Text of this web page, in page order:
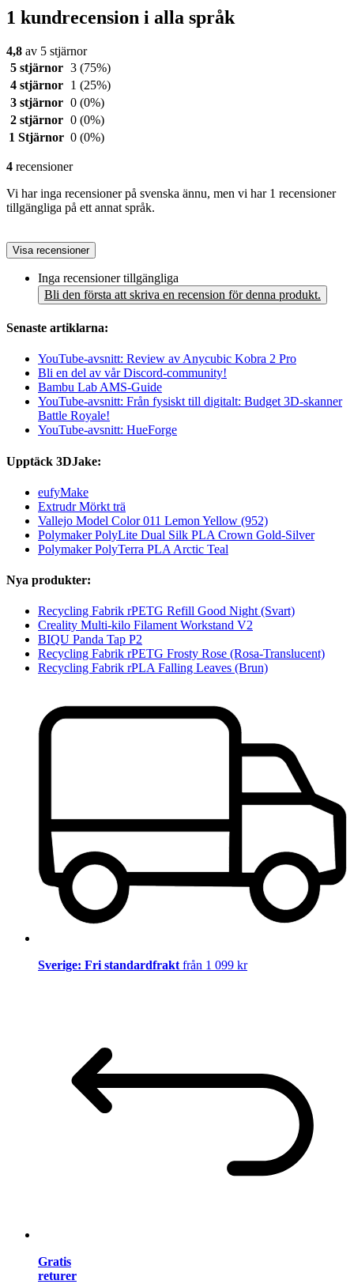
1 kundrecension i alla språk
4,8 av 5 stjärnor
5 stjärnor 3 (75%)
4 stjärnor
1 (25%)
3 stjärnor 0 (0%)
2 stjärnor 0 (0%)
1 Stjärnor 0 (0%)
4 recensioner
Vi har inga recensioner på svenska ännu, men vi har 1 recensioner
tillgängliga på ett annat språk.
Visa recensioner
Inga recensioner tillgängliga
Bli den första att skriva en recension för denna produkt.
Senaste artiklarna:
YouTube-avsnitt: Review av Anycubic Kobra 2 Pro
Bli en del av vår Discord-community!
Bambu Lab AMS-Guide
YouTube-avsnitt: Från fysiskt till digitalt: Budget 3D-skanner
Battle Royale!
YouTube-avsnitt: HueForge
Upptäck 3DJake:
eufyMake
Extrudr Mörkt trä
Vallejo Model Color 011 Lemon Yellow (952)
Polymaker PolyLite Dual Silk PLA Crown Gold-Silver
Polymaker PolyTerra PLA Arctic Teal
Nya produkter:
Recycling Fabrik rPETG Refill Good Night (Svart)
Creality Multi-kilo Filament Workstand V2
BIQU Panda Tap P2
Recycling Fabrik rPETG Frosty Rose (Rosa-Translucent)
Recycling Fabrik rPLA Falling Leaves (Brun)
Sverige: Fri standardfrakt från 1 099 kr
Gratis
returer